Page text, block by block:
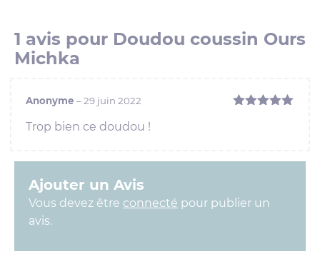
1 avis pour Doudou coussin Ours
Michka
Anonyme –29 juin 2022
Trop bien ce doudou !
Ajouter un Avis
Vous devez être connecté pour publier un
avis.